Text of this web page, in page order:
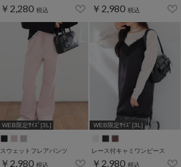
￥2,280 税込 ￥2,980 税込
WEB限定ｻｲｽﾞ[3L]
スウェットフレアパンツ
￥2,980 税込
WEB限定ｻｲｽﾞ[3L]
レース付キャミワンピース
￥2,980 税込